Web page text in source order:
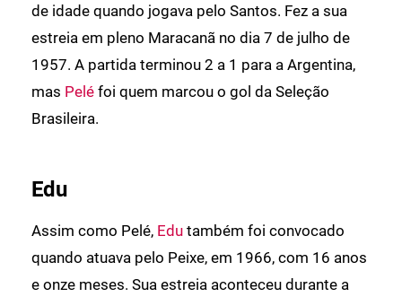
de idade quando jogava pelo Santos. Fez a sua
estreia em pleno Maracanã no dia 7 de julho de
1957. A partida terminou 2 a 1 para a Argentina,
mas Pelé foi quem marcou o gol da Seleção
Brasileira.
Edu
Assim como Pelé, Edu também foi convocado
quando atuava pelo Peixe, em 1966, com 16 anos
e onze meses. Sua estreia aconteceu durante a